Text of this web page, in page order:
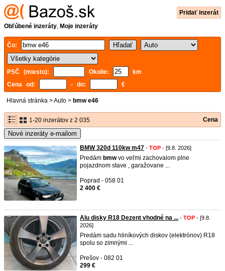
Pridať inzerát
Obľúbené inzeráty, Moje inzeráty
Čo:
PSČ (miesto): Okolie:
km
Cena od:
- do: €
Hlavná stránka >Auto > bmw e46
1-20 inzerátov z 2 035 Cena
Nové inzeráty e-mailom
BMW 320d 110kw m47 - TOP - [9.8. 2026]
Predám bmwvo veľmi zachovalom plne
pojazdnom stave , garažovane ...
Poprad - 058 01
2 400 €
Alu disky R18 Dezent vhodné na ... - TOP - [9.8.
2026]
​Predám sadu hliníkových diskov (elektrónov) R18
spolu so zimnými ...
Prešov - 082 01
299 €